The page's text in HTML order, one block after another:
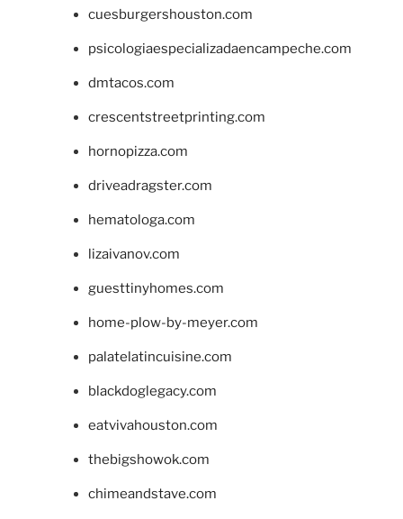
cuesburgershouston.com
psicologiaespecializadaencampeche.com
dmtacos.com
crescentstreetprinting.com
hornopizza.com
driveadragster.com
hematologa.com
lizaivanov.com
guesttinyhomes.com
home-plow-by-meyer.com
palatelatincuisine.com
blackdoglegacy.com
eatvivahouston.com
thebigshowok.com
chimeandstave.com